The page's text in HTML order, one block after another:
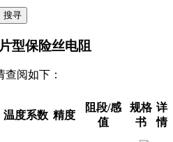
搜寻
型保险丝电阻
阅如下：
温度系数 精度
阻段/感
值
规格
书
详
情